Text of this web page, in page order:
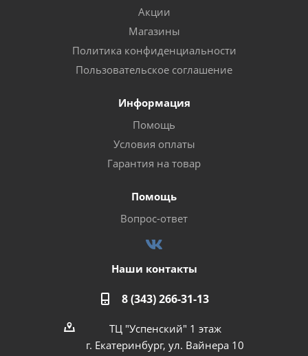
Акции
Магазины
Политика конфиденциальности
Пользовательское соглашение
Информация
Помощь
Условия оплаты
Гарантия на товар
Помощь
Вопрос-ответ
Наши контакты
8 (343) 266-31-13
ТЦ "Успенский" 1 этаж
г. Екатеринбург, ул. Вайнера 10